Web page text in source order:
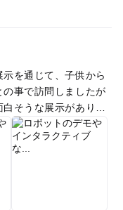
した。しかしなが
怒られた子どもも泣
ながら帰ってきまし
たが、入館時に触って
たですし、そもそも
触るなというのは無
アを制限するか、未
を通じて、子供から
事で訪問しましたが
そうな展示がありそ